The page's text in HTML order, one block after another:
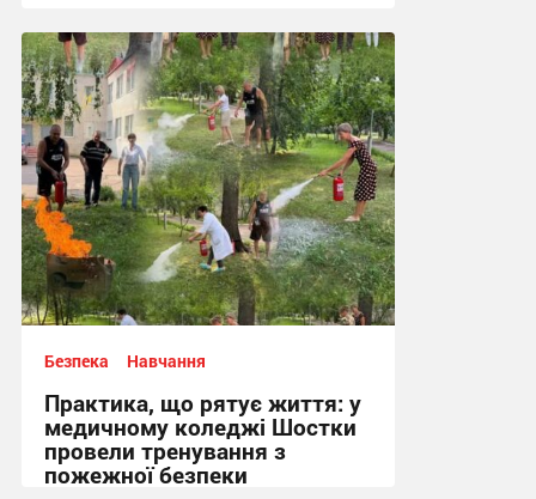
17:34, 3.08.2026
Безпека Навчання
Практика, що рятує життя: у
медичному коледжі Шостки
провели тренування з
пожежної безпеки